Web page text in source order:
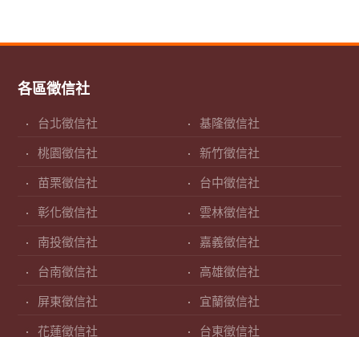
各區徵信社
台北徵信社 基隆徵信社
桃園徵信社 新竹徵信社
苗栗徵信社 台中徵信社
彰化徵信社 雲林徵信社
南投徵信社 嘉義徵信社
台南徵信社 高雄徵信社
屏東徵信社 宜蘭徵信社
花蓮徵信社 台東徵信社